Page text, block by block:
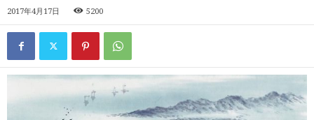
2017年4月17日 5200